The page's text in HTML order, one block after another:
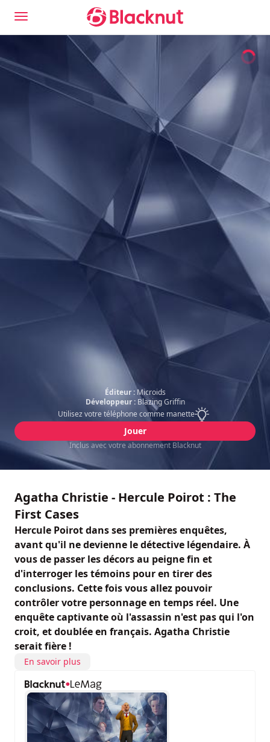
Éditeur : Microids
Développeur : Blazing Griffin
Utilisez votre téléphone comme manette
Jouer
Inclus avec votre abonnement Blacknut
Agatha Christie - Hercule Poirot : The
First Cases
Hercule Poirot dans ses premières enquêtes,
avant qu'il ne devienne le détective légendaire. À
vous de passer les décors au peigne fin et
d'interroger les témoins pour en tirer des
conclusions. Cette fois vous allez pouvoir
contrôler votre personnage en temps réel. Une
enquête captivante où l'assassin n'est pas qui l'on
croit, et doublée en français. Agatha Christie
serait fière !
En savoir plus